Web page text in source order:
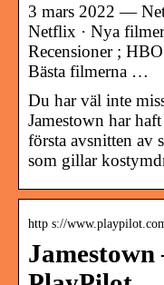
3 mars 2022 —
Netflix · Nya
Recensioner ;
Bästa filmerna …
Du har väl inte
Jamestown har
första avsnitten av
som gillar
http s://
Jamestown